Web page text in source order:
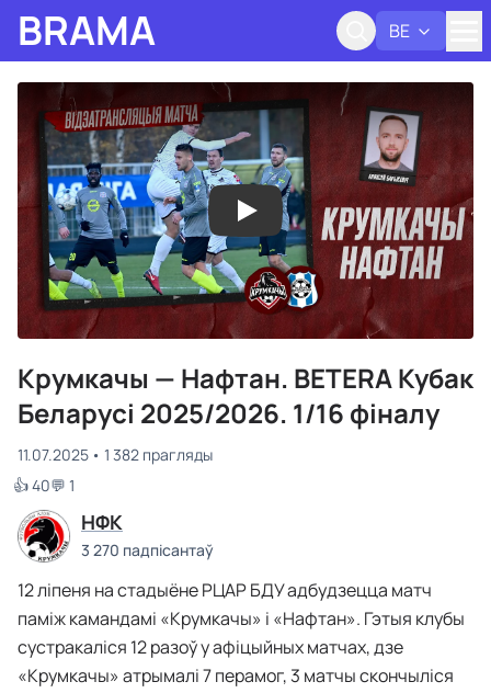
BRAMA BE
Крумкачы — Нафтан. BETERA Кубак
Беларусі 2025/2026. 1/16 фіналу
11.07.2025
1 382 прагляды
👍 40💬 1
НФК
3 270 падпісантаў
12 ліпеня на стадыёне РЦАР БДУ адбудзецца матч
паміж камандамі «Крумкачы» і «Нафтан». Гэтыя клубы
сустракаліся 12 разоў у афіцыйных матчах, дзе
«Крумкачы» атрымалі 7 перамог, 3 матчы скончыліся